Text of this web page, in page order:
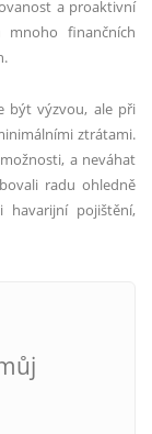
a proaktivní
finančních
být výzvou, ale při
ztrátami.
a neváhat
radu ohledně
pojištění,